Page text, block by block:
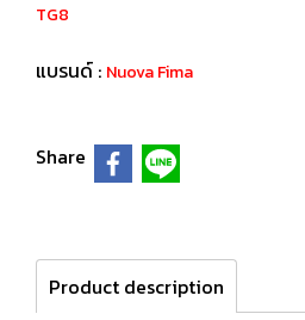
TG8
แบรนด์ : Nuova Fima
Share
Product description